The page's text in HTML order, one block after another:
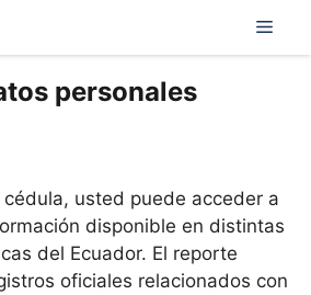
personales
usted puede acceder a
disponible en distintas
del Ecuador. El reporte
oficiales relacionados con